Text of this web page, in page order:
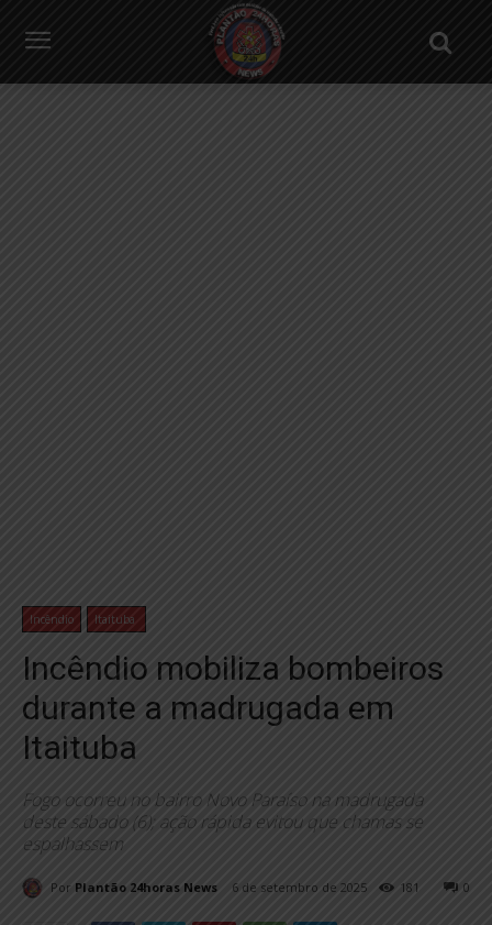
Incêndio Itaituba
Incêndio mobiliza bombeiros
durante a madrugada em
Itaituba
Fogo ocorreu no bairro Novo Paraíso na madrugada
deste sábado (6); ação rápida evitou que chamas se
espalhassem
Por Plantão 24horas News 6 de setembro de 2025 0
181